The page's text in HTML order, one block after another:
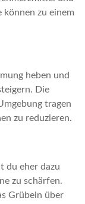
zu einem
heben und
Die
tragen
zu reduzieren.
du eher dazu
zu schärfen.
Grübeln über